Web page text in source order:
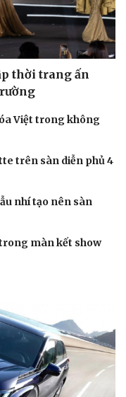
Nghệ sĩ
thời trang ấn
Việt trong không
trên sàn diễn phủ 4
nhí tạo nên sàn
màn kết show